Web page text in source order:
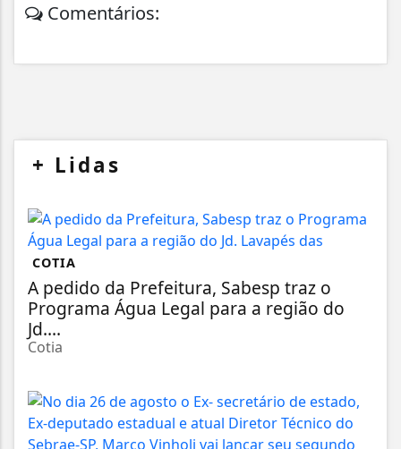
Comentários:
+ Lidas
COTIA
A pedido da Prefeitura, Sabesp traz o
Programa Água Legal para a região do
Jd....
Cotia